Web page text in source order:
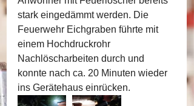
stark eingedämmt werden. Die
Feuerwehr Eichgraben führte mit
einem Hochdruckrohr
Nachlöscharbeiten durch und
konnte nach ca. 20 Minuten wieder
ins Gerätehaus einrücken.